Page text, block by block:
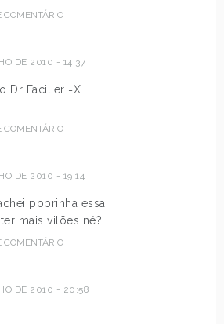
COMENTÁRIO
DE 2010 - 14:37
Dr Facilier =X
COMENTÁRIO
DE 2010 - 19:14
pobrinha essa
mais vilões né?
COMENTÁRIO
DE 2010 - 20:58